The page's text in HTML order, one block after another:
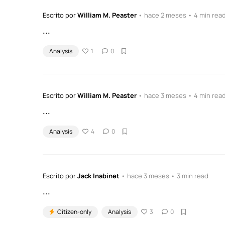
Escrito porWilliam M. Peaster • hace 2 meses • 4 min
...
Analysis 1 0
Escrito porWilliam M. Peaster • hace 3 meses • 4 min
...
Analysis 4 0
Escrito porJack Inabinet • hace 3 meses • 3 min read
...
Citizen-only Analysis 3 0